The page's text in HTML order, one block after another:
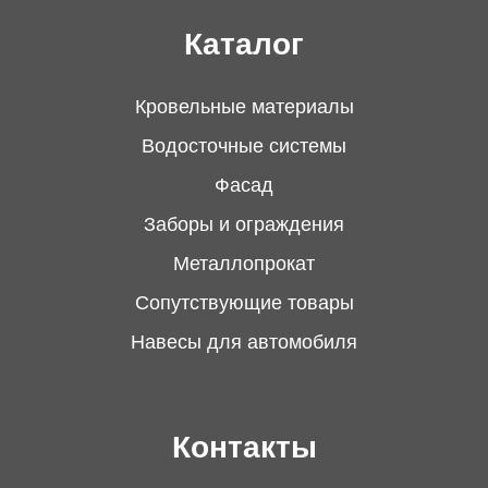
Возможна доставка по всей
Цену доставки узнавайте у менеджеров по
555-39-25
ОПЛАТА
Оплата наличными или
Каталог
Кровельные материалы
Водосточные системы
Фасад
Заборы и ограждения
Металлопрокат
Сопутствующие товары
Навесы для автомобиля
Контакты